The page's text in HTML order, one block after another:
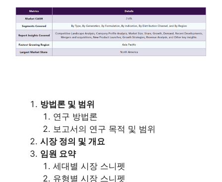
방법론 및 범위
연구 방법론
보고서의 연구 목적 및 범위
시장 정의 및 개요
임원 요약
세대별 시장 스니펫
유형별 시장 스니펫